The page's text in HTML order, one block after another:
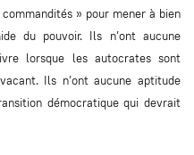
» pour mener à bien
du pouvoir. Ils n’ont aucune
lorsque les autocrates sont
Ils n’ont aucune aptitude
démocratique qui devrait